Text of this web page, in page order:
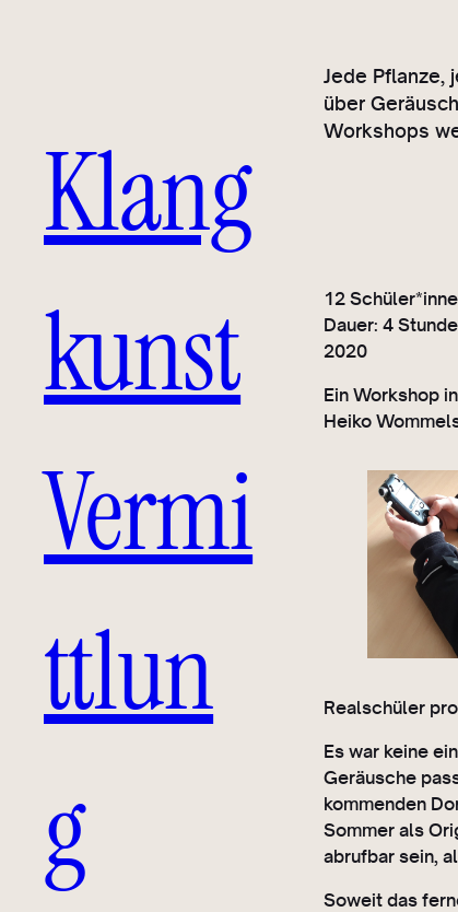
Klang
kunst
Vermi
ttlun
g
Jede Pflanze,
über
Workshops
12
Dauer: 4
2020
Ein Workshop
Heiko
Realschüler
Es war keine
Geräusche
kommenden
Sommer als
abrufbar sein,
Soweit das